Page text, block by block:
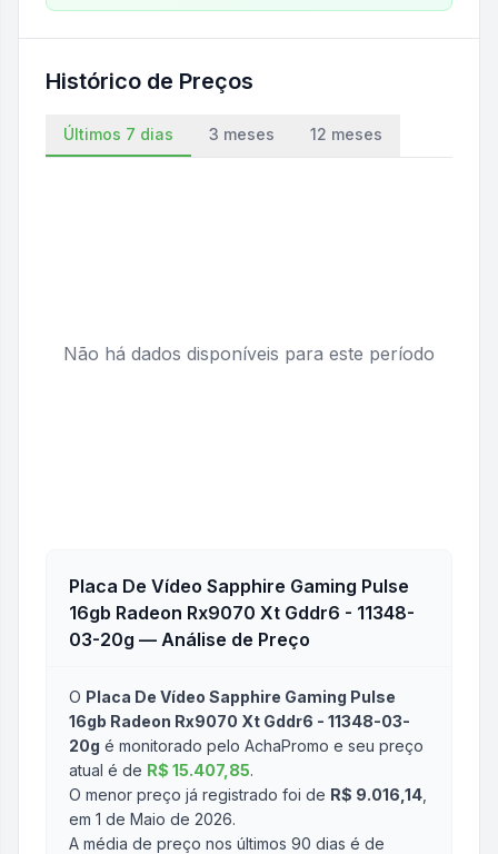
Histórico de Preços
Últimos 7 dias 3 meses 12 meses
Não há dados disponíveis para este período
Placa De Vídeo Sapphire Gaming Pulse
16gb Radeon Rx9070 Xt Gddr6 - 11348-
03-20g — Análise de Preço
O Placa De Vídeo Sapphire Gaming Pulse
16gb Radeon Rx9070 Xt Gddr6 - 11348-03-
20g é monitorado pelo AchaPromo e seu preço
atual é de R$ 15.407,85.
O menor preço já registrado foi de R$ 9.016,14
em 1 de Maio de 2026.
A média de preço nos últimos 90 dias é de